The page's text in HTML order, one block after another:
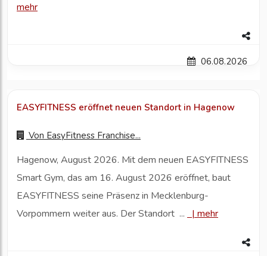
mehr
06.08.2026
EASYFITNESS eröffnet neuen Standort in Hagenow
Von EasyFitness Franchise...
Hagenow, August 2026. Mit dem neuen EASYFITNESS
Smart Gym, das am 16. August 2026 eröffnet, baut
EASYFITNESS seine Präsenz in Mecklenburg-
Vorpommern weiter aus. Der Standort ...
| mehr